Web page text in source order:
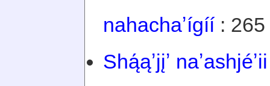
nahachaʼígíí: 265
Shą́ąʼjįʼ